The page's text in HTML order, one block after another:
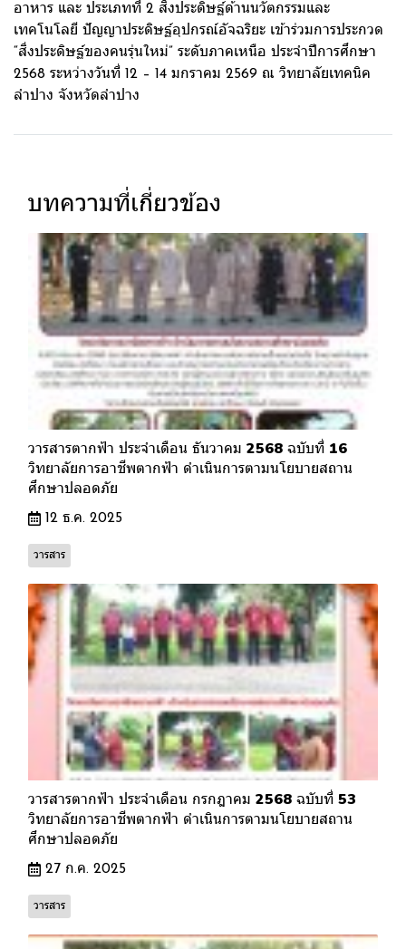
อาหาร และ ประเภทที่ 2 สิ่งประดิษฐ์ด้านนวัตกรรมและ
เทคโนโลยี ปัญญาประดิษฐ์อุปกรณ์อัจฉริยะ เข้าร่วมการประกวด
“สิ่งประดิษฐ์ของคนรุ่นใหม่” ระดับภาคเหนือ ประจำปีการศึกษา
2568 ระหว่างวันที่ 12 – 14 มกราคม 2569 ณ วิทยาลัยเทคนิค
ลำปาง จังหวัดลำปาง
บทความที่เกี่ยวข้อง
วารสารตากฟ้า ประจำเดือน ธันวาคม 2568 ฉบับที่ 16
วิทยาลัยการอาชีพตากฟ้า ดำเนินการตามนโยบายสถาน
ศึกษาปลอดภัย
12 ธ.ค. 2025
วารสาร
วารสารตากฟ้า ประจำเดือน กรกฎาคม 2568 ฉบับที่ 53
วิทยาลัยการอาชีพตากฟ้า ดำเนินการตามนโยบายสถาน
ศึกษาปลอดภัย
27 ก.ค. 2025
วารสาร